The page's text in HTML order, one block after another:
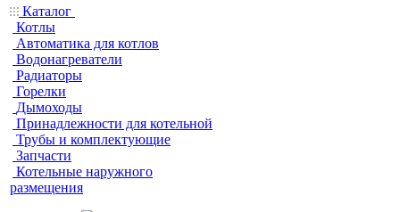
Каталог
Котлы
Автоматика для котлов
Водонагреватели
Радиаторы
Горелки
Дымоходы
Принадлежности для котельной
Трубы и комплектующие
Запчасти
Котельные наружного
размещения